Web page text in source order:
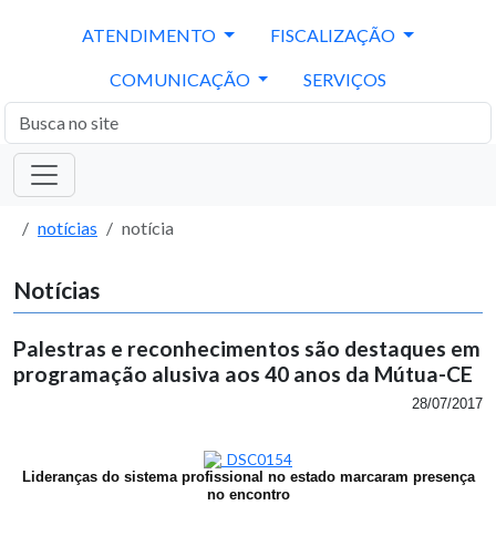
ATENDIMENTO FISCALIZAÇÃO
COMUNICAÇÃO SERVIÇOS
notícias notícia
Notícias
Palestras e reconhecimentos são destaques em
programação alusiva aos 40 anos da Mútua-CE
28/07/2017
Lideranças do sistema profissional no estado marcaram presença
no encontro